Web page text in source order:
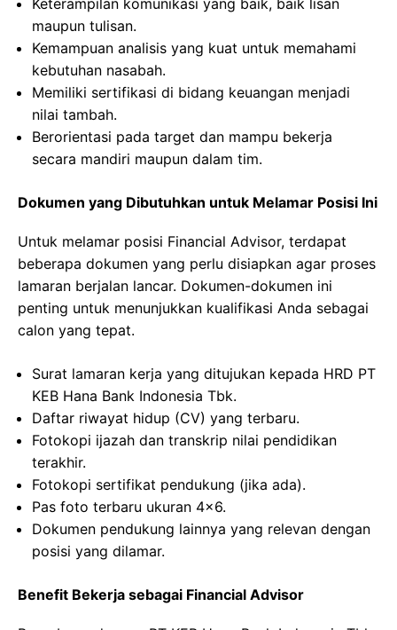
Keterampilan komunikasi yang baik, baik lisan
maupun tulisan.
Kemampuan analisis yang kuat untuk memahami
kebutuhan nasabah.
Memiliki sertifikasi di bidang keuangan menjadi
nilai tambah.
Berorientasi pada target dan mampu bekerja
secara mandiri maupun dalam tim.
Dokumen yang Dibutuhkan untuk Melamar Posisi Ini
Untuk melamar posisi Financial Advisor, terdapat
beberapa dokumen yang perlu disiapkan agar proses
lamaran berjalan lancar. Dokumen-dokumen ini
penting untuk menunjukkan kualifikasi Anda sebagai
calon yang tepat.
Surat lamaran kerja yang ditujukan kepada HRD PT
KEB Hana Bank Indonesia Tbk.
Daftar riwayat hidup (CV) yang terbaru.
Fotokopi ijazah dan transkrip nilai pendidikan
terakhir.
Fotokopi sertifikat pendukung (jika ada).
Pas foto terbaru ukuran 4×6.
Dokumen pendukung lainnya yang relevan dengan
posisi yang dilamar.
Benefit Bekerja sebagai Financial Advisor